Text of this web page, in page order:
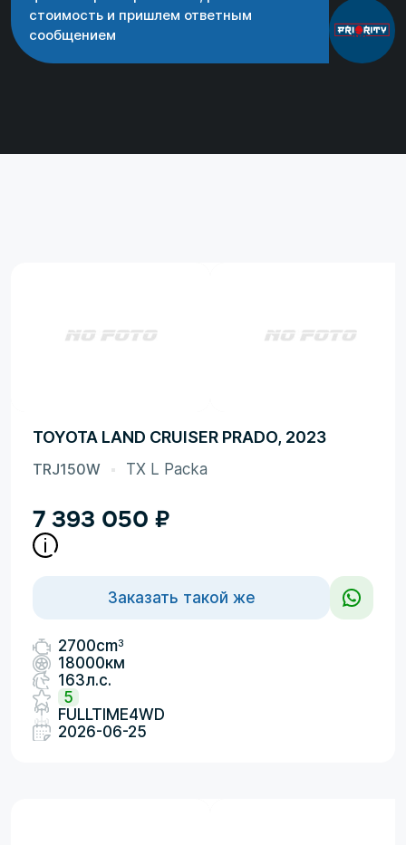
стоимость и пришлем ответным
сообщением
TOYOTA LAND CRUISER PRADO, 2023
TRJ150W TX L Packa
7 393 050 ₽
Заказать такой же
2700cm3
18000км
163л.с.
5
FULLTIME4WD
2026-06-25